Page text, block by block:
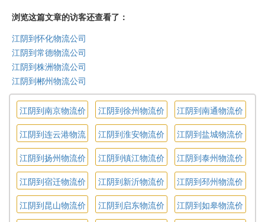
浏览这篇文章的访客还查看了：
江阴到怀化物流公司
江阴到常德物流公司
江阴到株洲物流公司
江阴到郴州物流公司
江阴到南京物流价
格
江阴到徐州物流价
格
江阴到南通物流价
格
江阴到连云港物流
价格
江阴到淮安物流价
格
江阴到盐城物流价
格
江阴到扬州物流价
格
江阴到镇江物流价
格
江阴到泰州物流价
格
江阴到宿迁物流价
格
江阴到新沂物流价
格
江阴到邳州物流价
格
江阴到昆山物流价
江阴到启东物流价
江阴到如皋物流价